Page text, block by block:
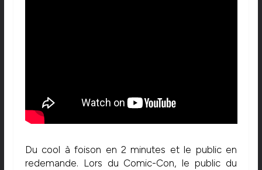
Du cool à foison en 2 minutes et le public en
redemande. Lors du Comic-Con, le public du